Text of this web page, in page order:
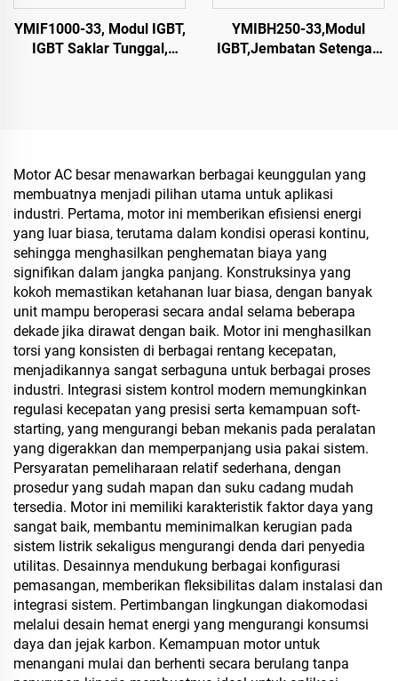
YMIF1000-33, Modul IGBT,
IGBT Saklar Tunggal,
YMIBH250-33,Modul
IGBT,Jembatan Setengah
Motor AC besar menawarkan berbagai keunggulan yang
membuatnya menjadi pilihan utama untuk aplikasi
industri. Pertama, motor ini memberikan efisiensi energi
yang luar biasa, terutama dalam kondisi operasi kontinu,
sehingga menghasilkan penghematan biaya yang
signifikan dalam jangka panjang. Konstruksinya yang
kokoh memastikan ketahanan luar biasa, dengan banyak
unit mampu beroperasi secara andal selama beberapa
dekade jika dirawat dengan baik. Motor ini menghasilkan
torsi yang konsisten di berbagai rentang kecepatan,
menjadikannya sangat serbaguna untuk berbagai proses
industri. Integrasi sistem kontrol modern memungkinkan
regulasi kecepatan yang presisi serta kemampuan soft-
starting, yang mengurangi beban mekanis pada peralatan
yang digerakkan dan memperpanjang usia pakai sistem.
Persyaratan pemeliharaan relatif sederhana, dengan
prosedur yang sudah mapan dan suku cadang mudah
tersedia. Motor ini memiliki karakteristik faktor daya yang
sangat baik, membantu meminimalkan kerugian pada
sistem listrik sekaligus mengurangi denda dari penyedia
utilitas. Desainnya mendukung berbagai konfigurasi
pemasangan, memberikan fleksibilitas dalam instalasi dan
integrasi sistem. Pertimbangan lingkungan diakomodasi
melalui desain hemat energi yang mengurangi konsumsi
daya dan jejak karbon. Kemampuan motor untuk
menangani mulai dan berhenti secara berulang tanpa